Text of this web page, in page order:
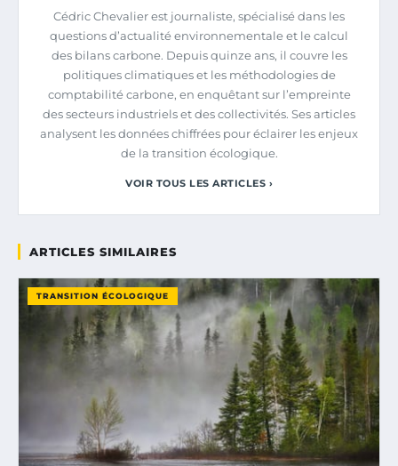
Cédric Chevalier est journaliste, spécialisé dans les
questions d’actualité environnementale et le calcul
des bilans carbone. Depuis quinze ans, il couvre les
politiques climatiques et les méthodologies de
comptabilité carbone, en enquêtant sur l’empreinte
des secteurs industriels et des collectivités. Ses articles
analysent les données chiffrées pour éclairer les enjeux
de la transition écologique.
VOIR TOUS LES ARTICLES ›
ARTICLES SIMILAIRES
TRANSITION ÉCOLOGIQUE